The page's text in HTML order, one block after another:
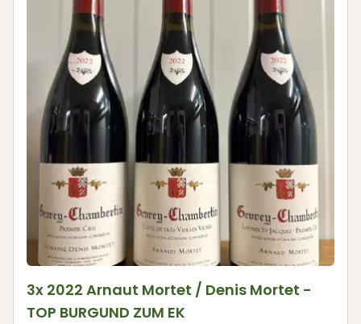
3x 2022 Arnaut Mortet / Denis Mortet -
TOP BURGUND ZUM EK